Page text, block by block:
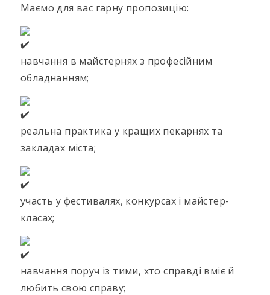
Маємо для вас гарну пропозицію:
навчання в майстернях з професійним
обладнанням;
реальна практика у кращих пекарнях та
закладах міста;
участь у фестивалях, конкурсах і майстер-
класах;
навчання поруч із тими, хто справді вміє й
любить свою справу;